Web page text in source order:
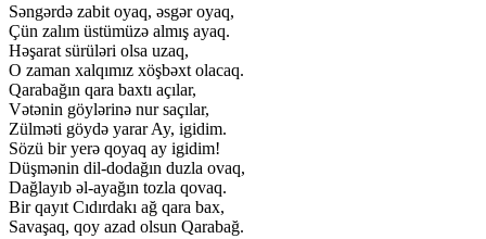
Səngərdə zabit oyaq, əsgər oyaq,
Çün zalım üstümüzə almış ayaq.
Həşarat sürüləri olsa uzaq,
O zaman xalqımız xöşbəxt olacaq.
Qarabağın qara baxtı açılar,
Vətənin göylərinə nur saçılar,
Zülməti göydə yarar Ay, igidim.
Sözü bir yerə qoyaq ay igidim!
Düşmənin dil-dodağın duzla ovaq,
Dağlayıb əl-ayağın tozla qovaq.
Bir qayıt Cıdırdakı ağ qara bax,
Savaşaq, qoy azad olsun Qarabağ.